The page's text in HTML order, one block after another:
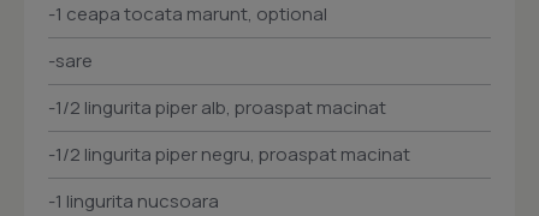
-1 ceapa tocata marunt, optional
-sare
-1/2 lingurita piper alb, proaspat macinat
-1/2 lingurita piper negru, proaspat macinat
-1 lingurita nucsoara